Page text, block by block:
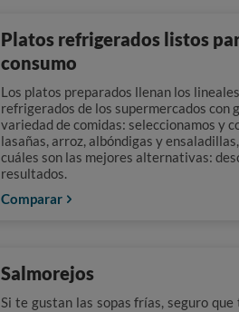
Platos refrigerados listos
consumo
Los platos preparados llenan los
refrigerados de los supermercados con
variedad de comidas: seleccionamos y
lasañas, arroz, albóndigas y
cuáles son las mejores alternativas:
resultados.
Comparar
Salmorejos
Si te gustan las sopas frías, seguro que